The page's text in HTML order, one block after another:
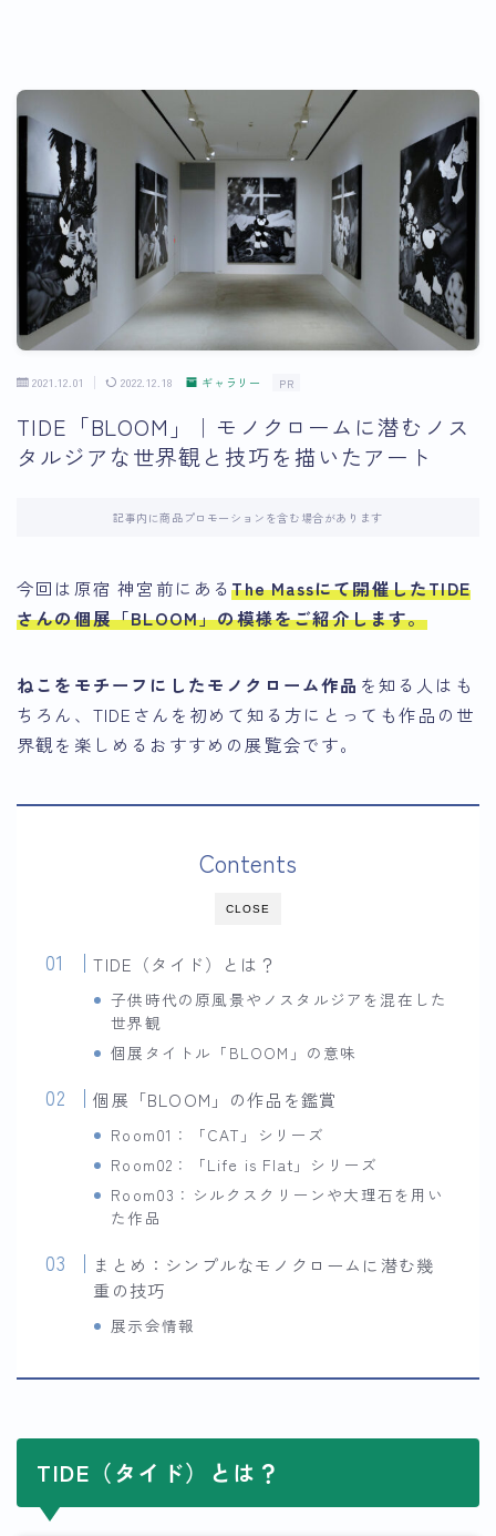
2021.12.01 2022.12.18 ギャラリー PR
TIDE「BLOOM」｜モノクロームに潜むノス
タルジアな世界観と技巧を描いたアート
記事内に商品プロモーションを含む場合があります
今回は原宿 神宮前にあるThe Massにて開催したTIDE
さんの個展「BLOOM」の模様をご紹介します。
ねこをモチーフにしたモノクローム作品 を知る人はも
ちろん、TIDEさんを初めて知る方にとっても作品の世
界観を楽しめるおすすめの展覧会です。
CLOSE
Contents
TIDE（タイド）とは？
子供時代の原風景やノスタルジアを混在した
世界観
個展タイトル「BLOOM」の意味
個展「BLOOM」の作品を鑑賞
Room01：「CAT」シリーズ
Room02：「Life is Flat」シリーズ
Room03：シルクスクリーンや大理石を用い
た作品
まとめ：シンプルなモノクロームに潜む幾
重の技巧
展示会情報
TIDE（タイド）とは？